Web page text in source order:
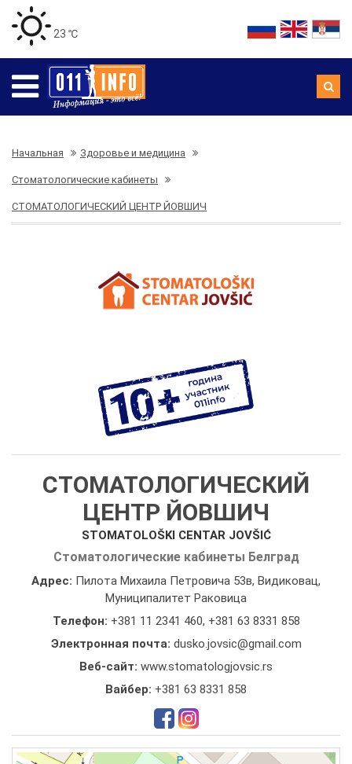
23 ℃
Начальная Здоровье и медицина
Стоматологические кабинеты
СТОМАТОЛОГИЧЕСКИЙ ЦЕНТР ЙОВШИЧ
СТОМАТОЛОГИЧЕСКИЙ
ЦЕНТР ЙОВШИЧ
STOMATOLOŠKI CENTAR JOVŠIĆ
Стоматологические кабинеты Белград
Адрес: Пилота Михаила Петровича 53в, Видиковац,
Муниципалитет Раковица
Телефон: +381 11 2341 460, +381 63 8331 858
Электронная почта: dusko.jovsic@gmail.com
Веб-сайт: www.stomatologjovsic.rs
Вайбер: +381 63 8331 858